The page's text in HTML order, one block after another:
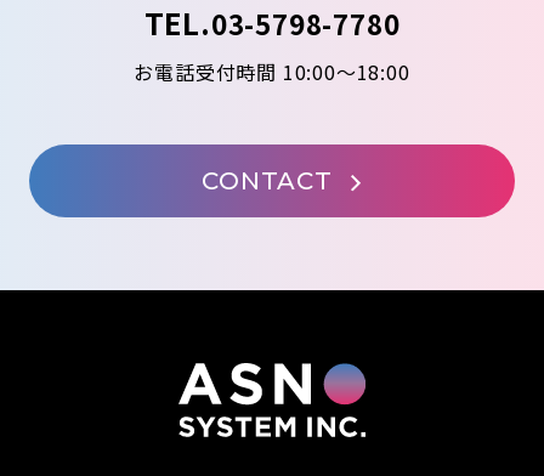
TEL.03-5798-7780
お電話受付時間 10:00～18:00
CONTACT